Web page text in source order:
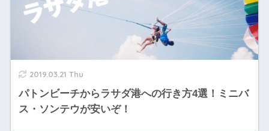
2019.03.21 Thu
パトンビーチからラサダ港への行き方4選！ミニバ
ス・ソンテウが安いぞ！